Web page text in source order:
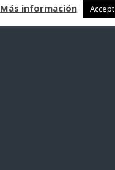
Más información
Accept